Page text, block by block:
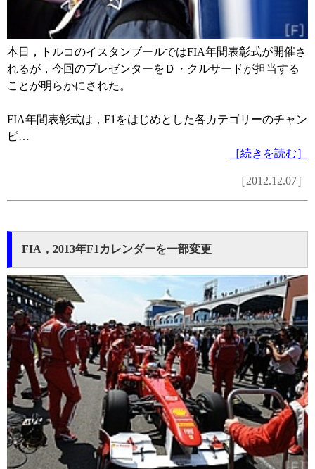
本日，トルコのイスタンブールではFIA年間表彰式が開催さ
れるが，今回のプレゼンターをＤ・クルサードが担当する
ことが明らかにされた。
FIA年間表彰式は，F1をはじめとした各カテゴリーのチャン
ピ…
［続きを読む］
［2012.12.07］
FIA，2013年F1カレンダーを一部変更